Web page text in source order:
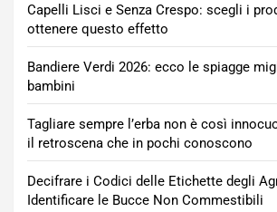
Capelli Lisci e Senza Crespo: scegli i
ottenere questo effetto
Bandiere Verdi 2026: ecco le spiagge
bambini
Tagliare sempre l’erba non è così
il retroscena che in pochi conoscono
Decifrare i Codici delle Etichette degli
Identificare le Bucce Non Commestibili